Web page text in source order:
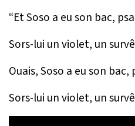
“Et Soso a eu son bac,
Sors-lui un violet, un
Ouais, Soso a eu son
Sors-lui un violet, un